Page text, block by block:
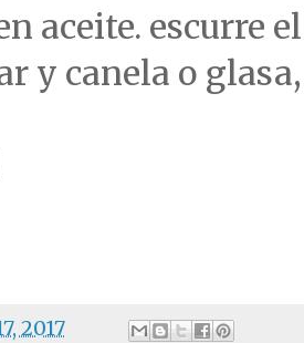
aceite. escurre
y canela o
2017